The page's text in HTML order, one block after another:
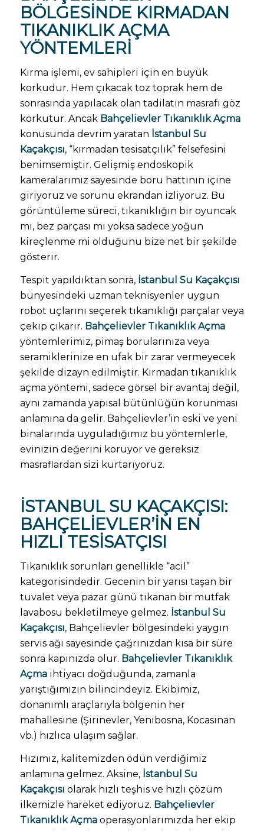
BÖLGESINDE KIRMADAN
TIKANIKLIK AÇMA
YÖNTEMLERI
Kırma işlemi, ev sahipleri için en büyük
korkudur. Hem çıkacak toz toprak hem de
sonrasında yapılacak olan tadilatın masrafı göz
korkutur. Ancak Bahçelievler Tıkanıklık Açma
konusunda devrim yaratan İstanbul Su
Kaçakçısı, “kırmadan tesisatçılık” felsefesini
benimsemiştir. Gelişmiş endoskopik
kameralarımız sayesinde boru hattının içine
giriyoruz ve sorunu ekrandan izliyoruz. Bu
görüntüleme süreci, tıkanıklığın bir oyuncak
mı, bez parçası mı yoksa sadece yoğun
kireçlenme mi olduğunu bize net bir şekilde
gösterir.
Tespit yapıldıktan sonra, İstanbul Su Kaçakçısı
bünyesindeki uzman teknisyenler uygun
robot uçlarını seçerek tıkanıklığı parçalar veya
çekip çıkarır. Bahçelievler Tıkanıklık Açma
yöntemlerimiz, pimaş borularınıza veya
seramiklerinize en ufak bir zarar vermeyecek
şekilde dizayn edilmiştir. Kırmadan tıkanıklık
açma yöntemi, sadece görsel bir avantaj değil,
aynı zamanda yapısal bütünlüğün korunması
anlamına da gelir. Bahçelievler’in eski ve yeni
binalarında uyguladığımız bu yöntemlerle,
evinizin değerini koruyor ve gereksiz
masraflardan sizi kurtarıyoruz.
İSTANBUL SU KAÇAKÇISI:
BAHÇELIEVLER’IN EN
HIZLI TESISATÇISI
Tıkanıklık sorunları genellikle “acil”
kategorisindedir. Gecenin bir yarısı taşan bir
tuvalet veya pazar günü tıkanan bir mutfak
lavabosu bekletilmeye gelmez. İstanbul Su
Kaçakçısı, Bahçelievler bölgesindeki yaygın
servis ağı sayesinde çağrınızdan kısa bir süre
sonra kapınızda olur. Bahçelievler Tıkanıklık
Açmaihtiyacı doğduğunda, zamanla
yarıştığımızın bilincindeyiz. Ekibimiz,
donanımlı araçlarıyla bölgenin her
mahallesine (Şirinevler, Yenibosna, Kocasinan
vb.) hızlıca ulaşım sağlar.
Hızımız, kalitemizden ödün verdiğimiz
anlamına gelmez. Aksine, İstanbul Su
Kaçakçısı olarak hızlı teşhis ve hızlı çözüm
ilkemizle hareket ediyoruz. Bahçelievler
Tıkanıklık Açmaoperasyonlarımızda her ekip